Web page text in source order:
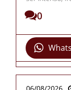
0
06/08/2026